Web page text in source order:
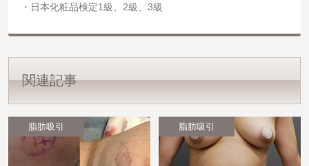
日本化粧品検定1級、2級、3級
関連記事
脂肪吸引 脂肪吸引